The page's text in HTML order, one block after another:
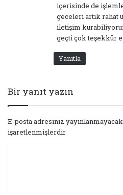
içerisinde de
geceleri artık rahat
iletişim
geçti çok teşekkür
Yanıtla
Bir yanıt yazın
E-posta adresiniz
işaretlenmişlerdir